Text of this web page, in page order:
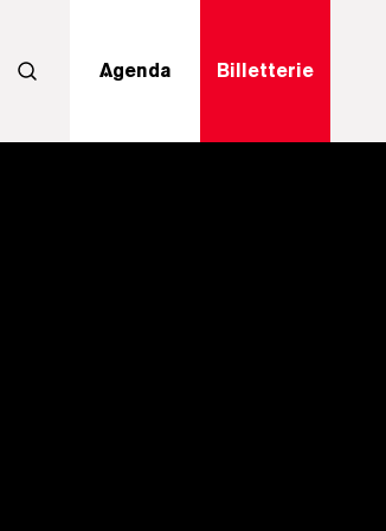
RechercherAgenda Billetterie